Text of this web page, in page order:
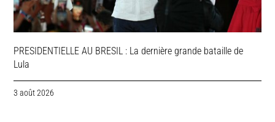
PRESIDENTIELLE AU BRESIL : La dernière grande bataille de
Lula
3 août 2026